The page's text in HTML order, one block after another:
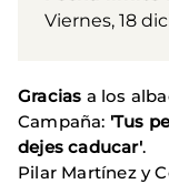
Viernes, 18
Gracias a los
Campaña: 'Tus
dejes caducar'.
Pilar Martínez y